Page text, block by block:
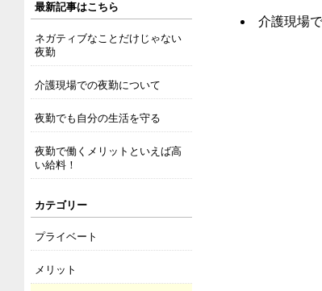
最新記事はこちら
ネガティブなことだけじゃない
夜勤
介護現場での夜勤について
夜勤でも自分の生活を守る
夜勤で働くメリットといえば高
い給料！
カテゴリー
プライベート
メリット
介護現場